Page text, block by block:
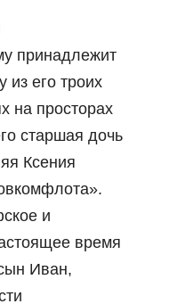
принадлежит
из его троих
на просторах
старшая дочь
Ксения
и
время
Иван,